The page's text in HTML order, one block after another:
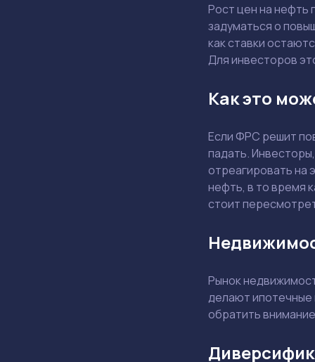
Рост цен на
задуматься о
как ставки
Для инвесторов
Как это
Если ФРС решит
падать.
отреагировать на
нефть, в то время
стоит
Рынок
делают ипотечные
обратить